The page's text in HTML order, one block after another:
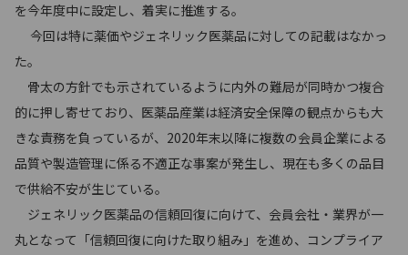
を今年度中に設定し、着実に推進する。
今回は特に薬価やジェネリック医薬品に対しての記載はなかっ
た。
骨太の方針でも示されているように内外の難局が同時かつ複合
的に押し寄せており、医薬品産業は経済安全保障の観点からも大
きな責務を負っているが、2020年末以降に複数の会員企業による
品質や製造管理に係る不適正な事案が発生し、現在も多くの品目
で供給不安が生じている。
ジェネリック医薬品の信頼回復に向けて、会員会社・業界が一
丸となって「信頼回復に向けた取り組み」を進め、コンプライア